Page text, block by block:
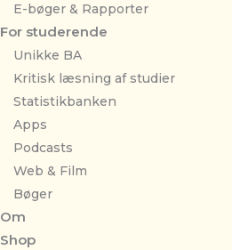
E-bøger & Rapporter
For studerende
Unikke BA
Kritisk læsning af studier
Statistikbanken
Apps
Podcasts
Web & Film
Bøger
Om
Shop